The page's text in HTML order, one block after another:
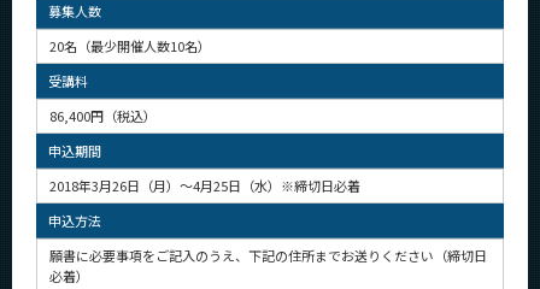
募集人数
20名（最少開催人数10名）
受講料
86,400円（税込）
申込期間
2018年3月26日（月）～4月25日（水）※締切日必着
申込方法
願書に必要事項をご記入のうえ、下記の住所までお送りください（締切日
必着）
学内向け情報
CLOSE